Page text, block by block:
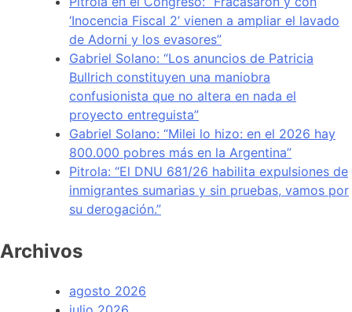
‘Inocencia Fiscal 2’ vienen a ampliar el lavado
de Adorni y los evasores”
Gabriel Solano: “Los anuncios de Patricia
Bullrich constituyen una maniobra
confusionista que no altera en nada el
proyecto entreguista”
Gabriel Solano: “Milei lo hizo: en el 2026 hay
800.000 pobres más en la Argentina”
Pitrola: “El DNU 681/26 habilita expulsiones de
inmigrantes sumarias y sin pruebas, vamos por
su derogación.”
Archivos
agosto 2026